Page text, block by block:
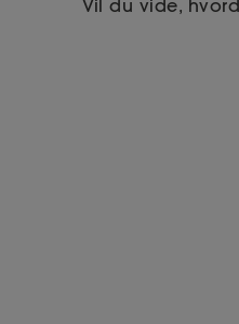
Vil du vide,